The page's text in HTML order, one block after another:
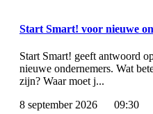
Start Smart! voor nieuwe
Start Smart! geeft antwoord
nieuwe ondernemers. Wat
zijn? Waar moet j...
8 september 2026
09:30